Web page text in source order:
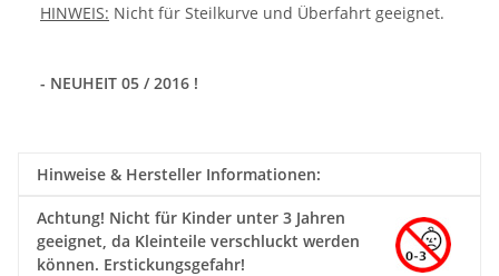
HINWEIS: Nicht für Steilkurve und Überfahrt geeignet.
- NEUHEIT 05 / 2016 !
Hinweise & Hersteller Informationen:
Achtung! Nicht für Kinder unter 3 Jahren
geeignet, da Kleinteile verschluckt werden
können. Erstickungsgefahr!